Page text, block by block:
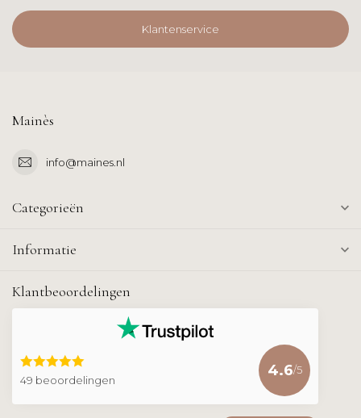
Klantenservice
Mainès
info@maines.nl
Categorieën
Informatie
Klantbeoordelingen
49 beoordelingen
4.6/5